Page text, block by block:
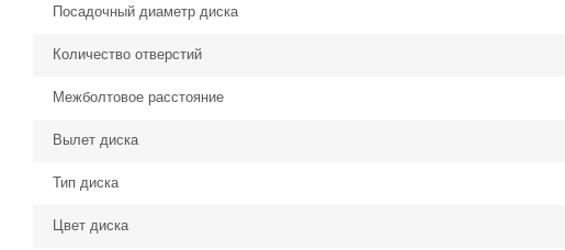
Посадочный диаметр диска
Количество отверстий
Межболтовое расстояние
Вылет диска
Тип диска
Цвет диска